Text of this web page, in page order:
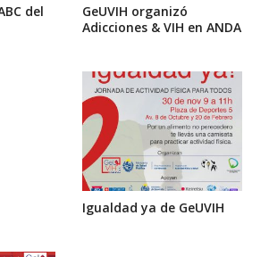
del
GeUVIH organizó
Adicciones & VIH en ANDA
Igualdad ya de GeUVIH